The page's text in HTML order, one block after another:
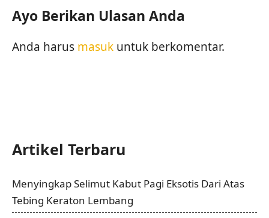
Ayo Berikan Ulasan Anda
Anda harus masuk untuk berkomentar.
Artikel Terbaru
Menyingkap Selimut Kabut Pagi Eksotis Dari Atas
Tebing Keraton Lembang